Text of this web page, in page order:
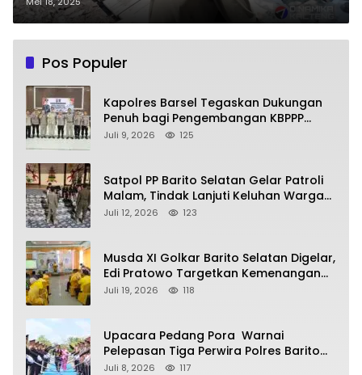
Pos Populer
Kapolres Barsel Tegaskan Dukungan
Penuh bagi Pengembangan KBPPP
Kalimantan Tengah
Juli 9, 2026 125
Satpol PP Barito Selatan Gelar Patroli
Malam, Tindak Lanjuti Keluhan Warga
soal Balap Liar dan Remaja Nongkrong
Juli 12, 2026 123
Musda XI Golkar Barito Selatan Digelar,
Edi Pratowo Targetkan Kemenangan
Partai pada Pemilu Mendatang
Juli 19, 2026 118
Upacara Pedang Pora Warnai
Pelepasan Tiga Perwira Polres Barito
Selatan Masuki Masa Pensiun
Juli 8, 2026 117